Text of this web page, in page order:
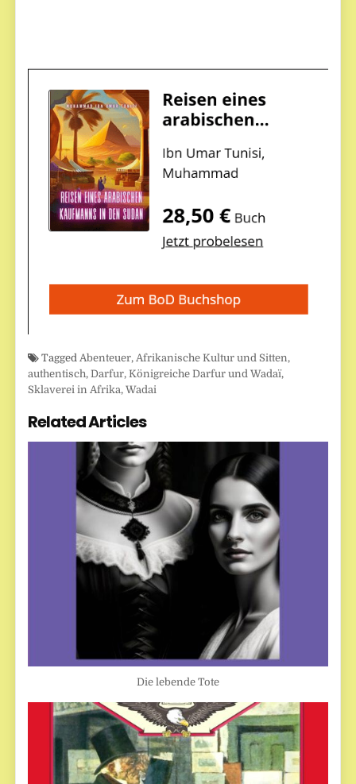
TaggedAbenteuer,Afrikanische Kultur und Sitten,
authentisch,Darfur,Königreiche Darfur und Wadaï,
Sklaverei in Afrika,Wadai
Related Articles
Die lebende Tote